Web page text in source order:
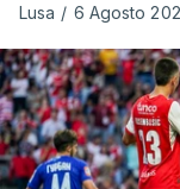
Lusa / 6 Agosto